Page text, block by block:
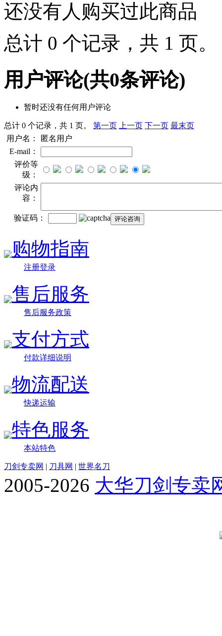
还没有人购买过此商品
总计 0 个记录，共 1 页。
用户评论(共0条评论)
暂时还没有任何用户评论
总计 0 个记录，共 1 页。 第一页 上一页 下一页 最末页
用户名：
匿名用户
E-mail：
评价等
级：
评论内
容：
验证码：
购物指南
注册登录
售后服务
售后服务政策
支付方式
付款详细说明
物流配送
快递运输
特色服务
本站特色
刀剑专卖网 | 刀具网 | 世界名刀
2005-2026 大华刀剑专卖